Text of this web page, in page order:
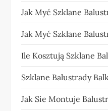
Jak Myć Szklane
Jak Myć Szklane
Ile Kosztują Szklane
Szklane Balustrady
Jak Sie Montuje